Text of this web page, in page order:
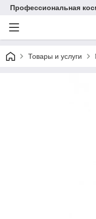
Профессиональная
Товары и услуги